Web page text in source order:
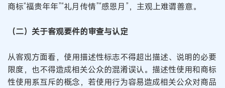
商标“福贵年年”“礼月传情”“感恩月”，主观上难谓善意。
（二）关于客观要件的审查与认定
从客观方面看，使用描述性标志不得超出描述、说明的必要
限度，也不得造成相关公众的混淆误认。描述性使用和商标
性使用系互斥的概念，若使用行为容易造成相关公众对商品